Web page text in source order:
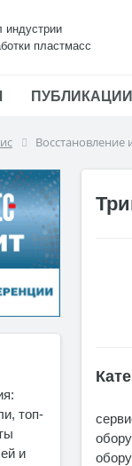
индустрии
пластмасс
ПУБЛИКАЦИИ
Восстановление
топ-
и